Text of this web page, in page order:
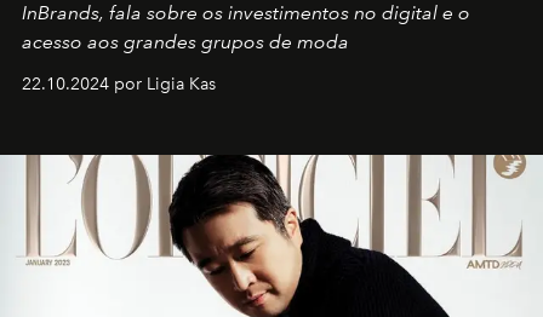
InBrands, fala sobre os investimentos no digital e o
acesso aos grandes grupos de moda
22.10.2024 por Ligia Kas